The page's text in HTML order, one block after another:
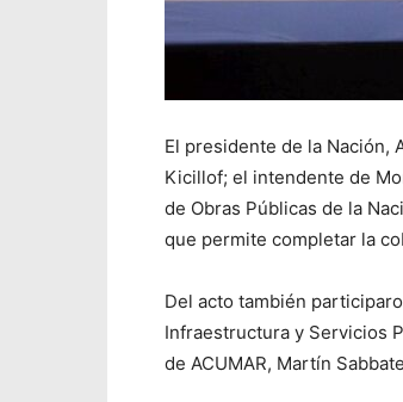
El presidente de la Nación,
Kicillof; el intendente de
de Obras Públicas de la
que permite completar la
Del acto también
Infraestructura y Servicios
de ACUMAR, Martín